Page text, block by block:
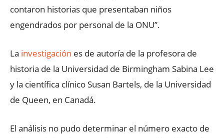
contaron historias que presentaban niños
engendrados por personal de la ONU”.
La investigación es de autoría de la profesora de
historia de la Universidad de Birmingham Sabina Lee
y la científica clínico Susan Bartels, de la Universidad
de Queen, en Canadá.
El análisis no pudo determinar el número exacto de